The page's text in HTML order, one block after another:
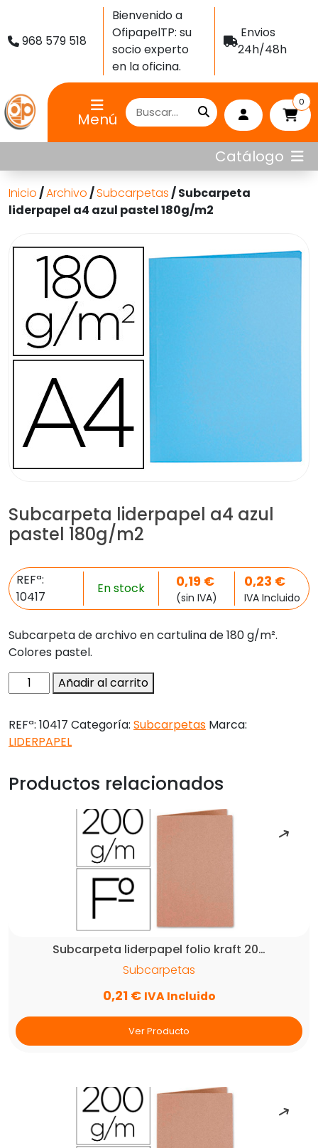
968 579 518
Bienvenido a
OfipapelTP: su
socio experto
en la oficina.
Envios
24h/48h
Menú
0
Catálogo
Inicio/Archivo/Subcarpetas/ Subcarpeta
liderpapel a4 azul pastel 180g/m2
Subcarpeta liderpapel a4 azul
pastel 180g/m2
REFª:
10417
En stock 0,19 €
(sin IVA)
0,23 €
IVA Incluido
Subcarpeta de archivo en cartulina de 180 g/m².
Colores pastel.
Subcarpeta
liderpapel
azul
pastel
cantidad
Añadir al carrito
REFª: 10417 Categoría: Subcarpetas Marca:
LIDERPAPEL
Productos relacionados
Subcarpeta liderpapel folio kraft 20…
Subcarpetas
0,21 € IVA Incluido
Ver Producto